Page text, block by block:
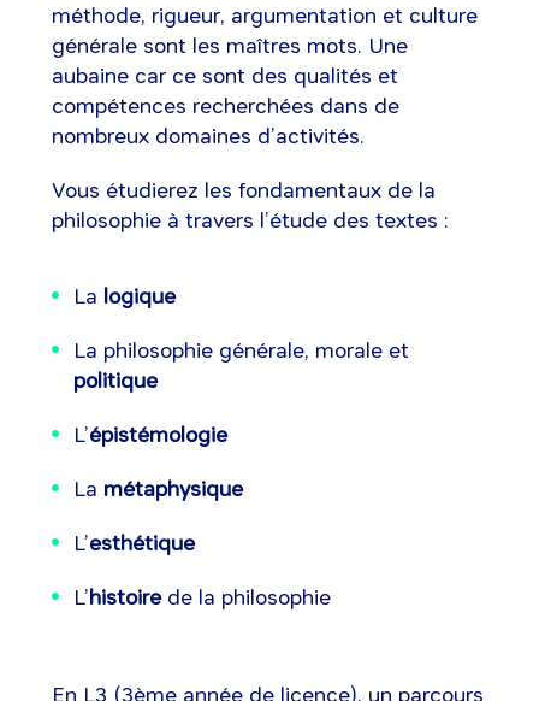
méthode, rigueur, argumentation et culture
générale sont les maîtres mots. Une
aubaine car ce sont des qualités et
compétences recherchées dans de
nombreux domaines d’activités.
Vous étudierez les fondamentaux de la
philosophie à travers l’étude des textes :
La logique
La philosophie générale, morale et
politique
L’épistémologie
La métaphysique
L’esthétique
L’histoirede la philosophie
En L3 (3ème année de licence), un parcours